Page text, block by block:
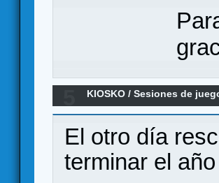
KIOSKO /Sesiones de
El otro día
terminar el